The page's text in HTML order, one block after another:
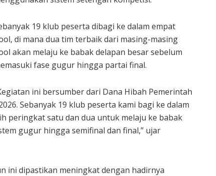
19 klub peserta dibagi ke dalam empat
di mana dua tim terbaik dari masing-masing
akan melaju ke babak delapan besar sebelum
fase gugur hingga partai final.
ini bersumber dari Dana Hibah Pemerintah
Sebanyak 19 klub peserta kami bagi ke dalam
peringkat satu dan dua untuk melaju ke babak
gugur hingga semifinal dan final,” ujar
ini dipastikan meningkat dengan hadirnya